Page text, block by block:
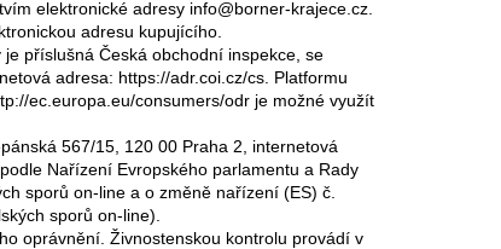
elektronické adresy info@borner-krajece.cz.
adresu kupujícího.
příslušná Česká obchodní inspekce, se
adresa: https://adr.coi.cz/cs. Platformu
ec.europa.eu/consumers/odr je možné využít
567/15, 120 00 Praha 2, internetová
Nařízení Evropského parlamentu a Rady
sporů on-line a o změně nařízení (ES) č.
sporů on-line).
oprávnění. Živnostenskou kontrolu provádí v